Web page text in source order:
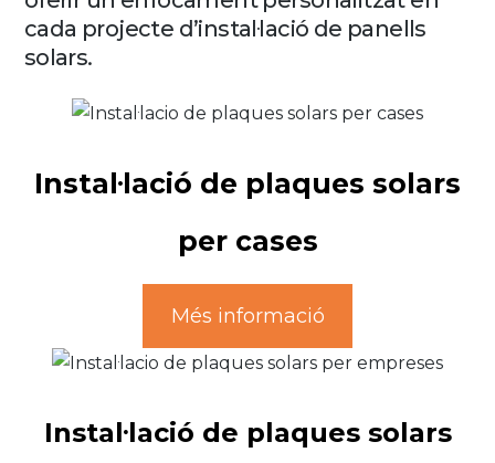
cada projecte d’instal·lació de panells
solars.
Instal·lació de plaques solars
per cases
Més informació
Instal·lació de plaques solars